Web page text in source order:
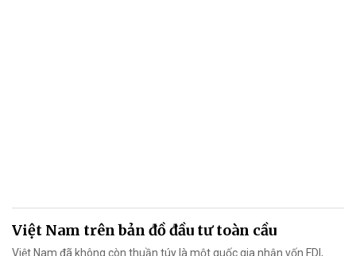
Việt Nam trên bản đồ đầu tư toàn cầu
Việt Nam đã không còn thuần túy là một quốc gia nhận vốn FDI,